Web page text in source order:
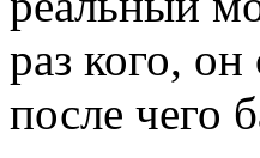
раз кого,
после чего